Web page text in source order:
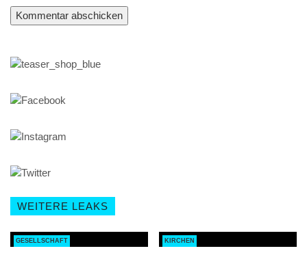
WEITERE LEAKS
GESELLSCHAFT KIRCHEN